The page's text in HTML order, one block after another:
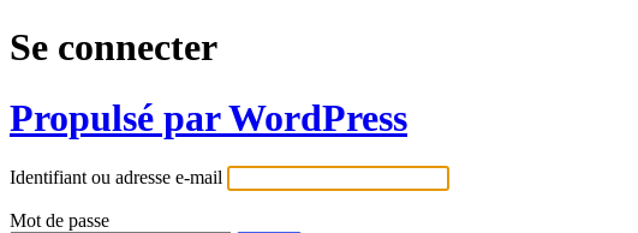
Se connecter
Propulsé par WordPress
Identifiant ou adresse e-mail
Mot de passe